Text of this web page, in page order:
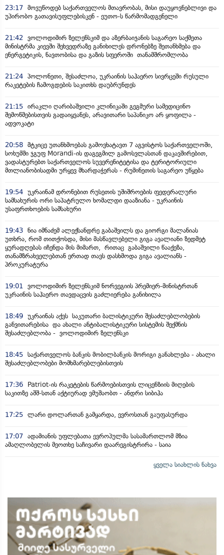
23:17 მოვუწოდებ საქართველოს მთავრობას, მისი დაუყოვნებლივი და
უპირობო გათავისუფლებისკენ - ეუთო-ს წარმომადგენელი
21:42 ვოლოდიმირ ზელენსკიმ და აზერბაიჯანის საგარეო საქმეთა
მინისტრმა კიევში შეხვედრაზე განიხილეს დრონებზე შეთანხმება და
ენერგეტიკის, ნავთობისა და გაზის სფეროში თანამშრომლობა
21:24 პოლონეთი, შესაძლოა, უკრაინის საჰაერო სივრცეში რუსული
რაკეტების ჩამოგდების საკითხს დაუბრუნდეს
21:15 ირაკლი ღარიბაშვილი კლინიკაში გეგმური სამედიცინო
შემოწმებისთვის გადაიყვანეს, არავითარი საპანიკო არ ყოფილა -
ადვოკატი
20:58 მტკიცე უთანხმოებას გამოვხატავთ 7 აგვისტოს საქართველოში,
სოხუმში ჯგუფ Morandi-ის დაგეგმილ გამოსვლასთან დაკავშირებით,
ვადასტურებთ საქართველოს სუვერენიტეტისა და ტერიტორიული
მთლიანობისადმი ურყევ მხარდაჭერას - რუმინეთის საგარეო უწყება
19:54 უკრაინამ დრონებით რუსეთის უშიშროების ფედერალური
სამსახურის ორი საპატრულო ხომალდი დააზიანა - უკრაინის
უსაფრთხოების სამსახური
19:43 ნია იმნაძემ ალექსანდრე გაბაშვილს და გიორგი მალანიას
უთხრა, რომ თითქოსდა, მისი მასწავლებელი გიგა ავალიანი ზედმეტ
ყურადღებას იჩენდა მის მიმართ, რითაც გაბაშვილი წააქეზა,
თანამზრახველებთან ერთად თავს დასხმოდა გიგა ავალიანს -
პროკურატურა
19:01 ვოლოდიმირ ზელენსკიმ ნორვეგიის პრემიერ-მინისტრთან
უკრაინის საჰაერო თავდაცვის გაძლიერება განიხილა
18:49 უკრაინას აქვს საკუთარი ბალისტიკური შესაძლებლობების
განვითარებისა და ახალი ანტიბალისტიკური სისტემის შექმნის
შესაძლებლობა - ვოლოდიმირ ზელენსკი
18:45 საქართველოს ბანკის მობილბანკის მორიგი განახლება - ახალი
შესაძლებლობები მომხმარებლებისთვის
17:36
Patriot-ის რაკეტების წარმოებისთვის ლიცენზიის მიღების
საკითზე აშშ-სთან აქტიურად ვმუშაობთ - ანდრი სიბიჰა
17:25 ლარი დოლართან გამყარდა, ევროსთან გაუფასურდა
17:07 ადამიანის უფლებათა ევროპულმა სასამართლომ მზია
ამაღლობელის მეოთხე საჩივარი დაარეგისტრირა - საია
ყველა სიახლის ნახვა